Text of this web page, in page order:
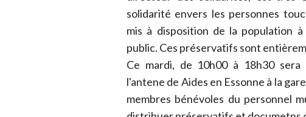
solidarité envers les personnes
mis à disposition de la population
public. Ces préservatifs sont
Ce mardi, de 10h00 à 18h30
l'antene de Aides en Essonne à la
membres bénévoles du personnel